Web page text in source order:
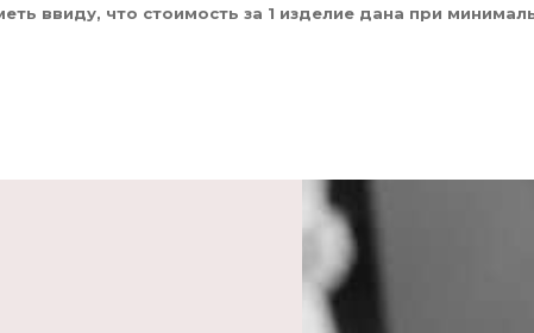
ввиду, что стоимость за 1 изделие дана при